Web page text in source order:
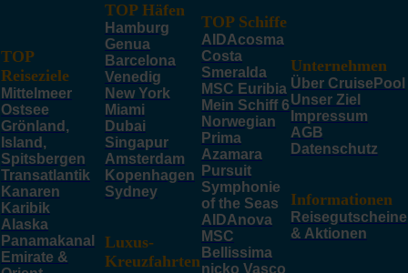
TOP
Reiseziele
Mittelmeer
Ostsee
Grönland,
Island,
Spitsbergen
Transatlantik
Kanaren
Karibik
Alaska
Panamakanal
Emirate &
TOP Häfen
Hamburg
Genua
Barcelona
Venedig
New York
Miami
Dubai
Singapur
Amsterdam
Kopenhagen
Sydney
Luxus-
Kreuzfahrten
TOP Schiffe
AIDAcosma
Costa
Smeralda
MSC Euribia
Mein Schiff 6
Norwegian
Prima
Azamara
Pursuit
Symphonie
of the Seas
AIDAnova
MSC
Bellissima
nicko Vasco
Unternehmen
Über CruisePool
Unser Ziel
Impressum
AGB
Datenschutz
Informationen
Reisegutscheine
& Aktionen